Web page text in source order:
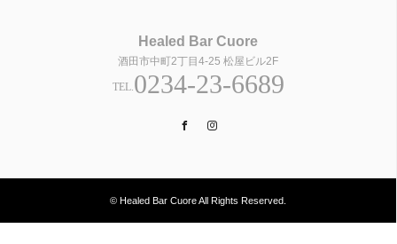
Healed Bar Cuore
酒田市中町2丁目4-25 松屋ビル2F
TEL.0234-23-6689
Facebook
© Healed Bar Cuore All Rights Reserved.